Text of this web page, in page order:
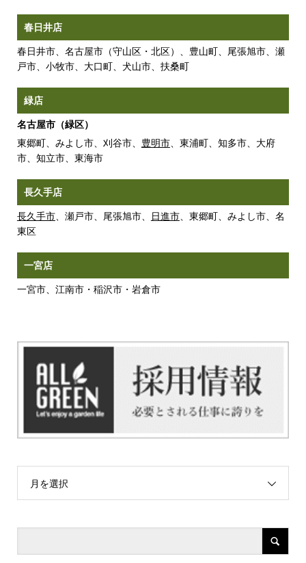
春日井店
春日井市、名古屋市（守山区・北区）、豊山町、尾張旭市、瀬
戸市、小牧市、大口町、犬山市、扶桑町
緑店
名古屋市（緑区）
東郷町、みよし市、刈谷市、 豊明市、東浦町、知多市、大府
市、知立市、東海市
長久手店
長久手市、瀬戸市、尾張旭市、 日進市、東郷町、みよし市、名
東区
一宮店
一宮市、江南市・稲沢市・岩倉市
月を選択